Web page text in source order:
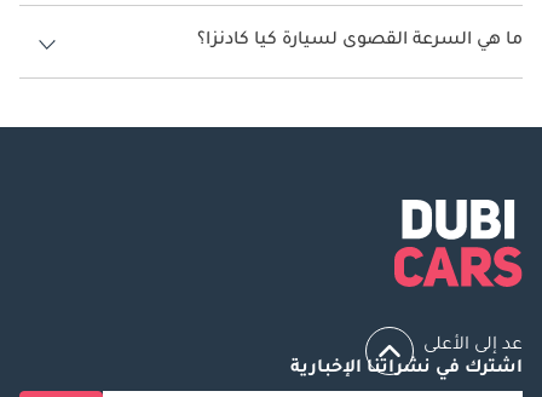
تنتج كيا كادنزا قوة 284 حصان - 290 حصان.
ما هي السرعة القصوى لسيارة كيا كادنزا؟
السرعة القصوى لسيارة كيا كادنزا هي 230 كم/الساعة - 235 كم/الساعة.
عد إلى الأعلى
اشترك في نشراتنا الإخبارية